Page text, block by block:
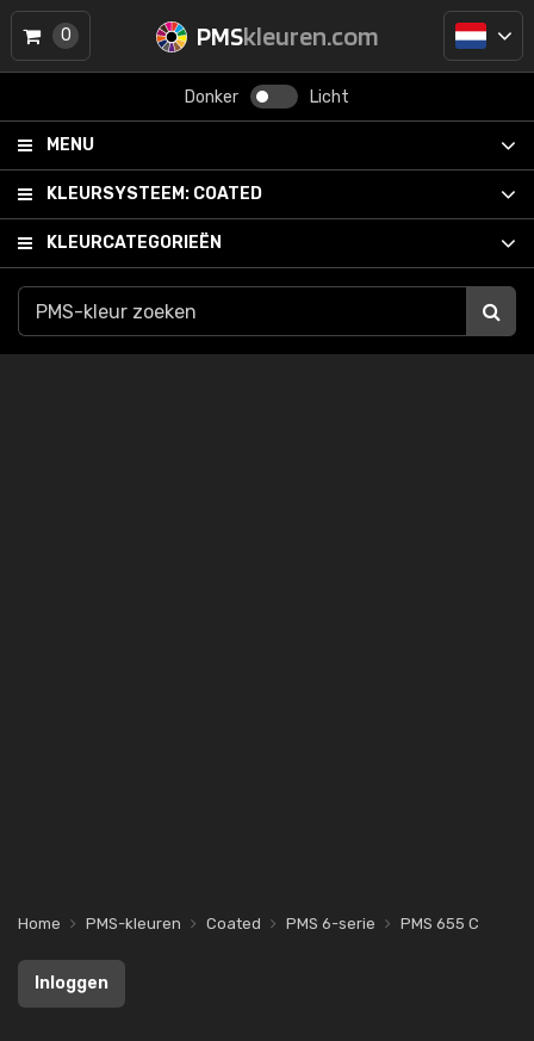
PMSkleuren.com
Donker Licht
MENU
KLEURSYSTEEM: COATED
KLEURCATEGORIEËN
0
Home PMS-kleuren Coated PMS 6-serie PMS 655 C
Inloggen